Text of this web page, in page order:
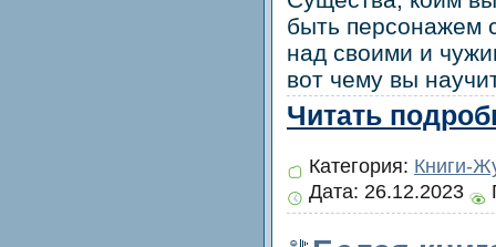
быть персонажем
над своими и
вот чему вы
Читать
Категория: Книги-
Дата: 26.12.2023